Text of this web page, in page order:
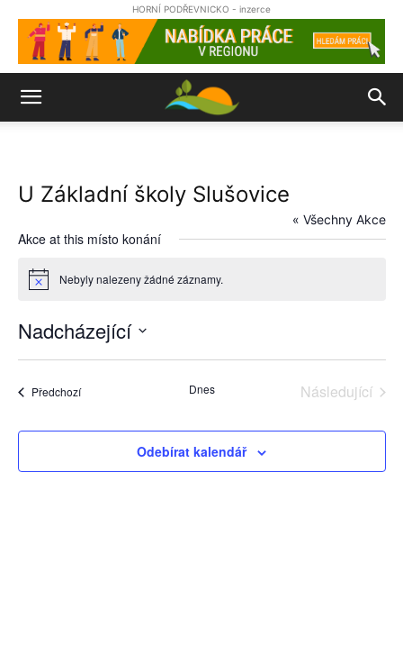
HORNÍ PODŘEVNICKO - inzerce
U Základní školy Slušovice
« Všechny Akce
Akce at this místo konání
Notice Nebyly nalezeny žádné záznamy.
Nadcházející
PředchozíAkce Dnes
Následující
Odebírat kalendář